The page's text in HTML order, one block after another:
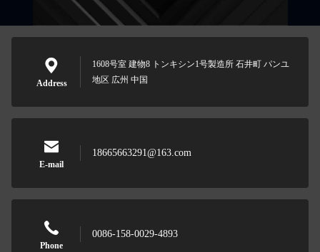
Address
1608号室 建物8 トンキシン1号製造所 石井町 パンユ
地区 広州 中国
E-mail
18665663291@163.com
Phone
0086-158-0029-4893